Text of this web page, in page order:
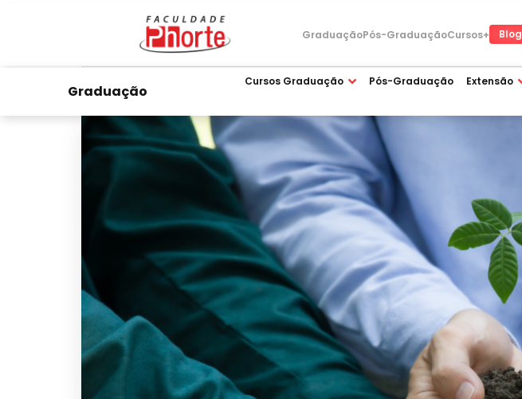
GraduaçãoPós-GraduaçãoCursos+ Blog
Graduação
Cursos Graduação Pós-Graduação Extensão